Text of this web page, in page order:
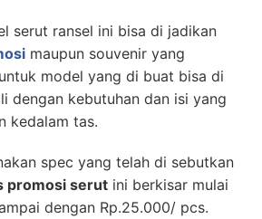
serut ransel ini bisa di jadikan
maupun souvenir yang
model yang di buat bisa di
dengan kebutuhan dan isi yang
kedalam tas.
spec yang telah di sebutkan
promosi serut ini berkisar mulai
dengan Rp.25.000/ pcs.